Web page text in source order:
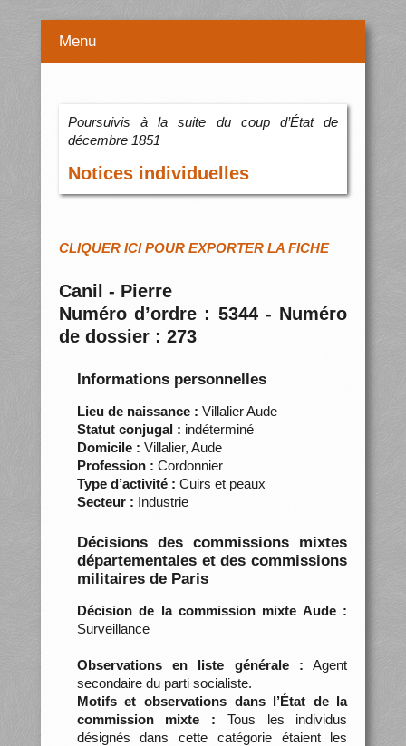
Menu
Poursuivis à la suite du coup d’État de
décembre 1851
Notices individuelles
CLIQUER ICI POUR EXPORTER LA FICHE
Canil - Pierre
Numéro d’ordre : 5344 - Numéro
de dossier : 273
Informations personnelles
Lieu de naissance : Villalier Aude
Statut conjugal : indéterminé
Domicile : Villalier, Aude
Profession : Cordonnier
Type d’activité : Cuirs et peaux
Secteur : Industrie
Décisions des commissions mixtes
départementales et des commissions
militaires de Paris
Décision de la commission mixte Aude :
Surveillance
Observations en liste générale : Agent
secondaire du parti socialiste.
Motifs et observations dans l’État de la
commission mixte : Tous les individus
désignés dans cette catégorie étaient les